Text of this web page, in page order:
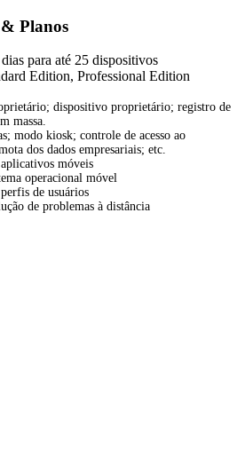
Planos
para até 25 dispositivos
Edition, Professional Edition
dispositivo proprietário; registro de
massa.
modo kiosk; controle de acesso ao
dos dados empresariais; etc.
móveis
operacional móvel
de usuários
de problemas à distância